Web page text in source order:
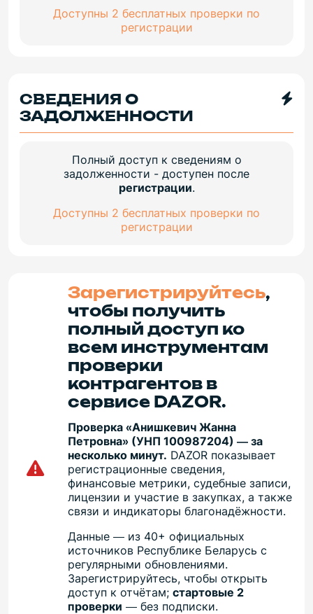
Доступны 2 бесплатных проверки по
регистрации
СВЕДЕНИЯ О
ЗАДОЛЖЕННОСТИ
Полный доступ к сведениям о
задолженности - доступен после
регистрации.
Доступны 2 бесплатных проверки по
регистрации
Зарегистрируйтесь,
чтобы получить
полный доступ ко
всем инструментам
проверки
контрагентов в
сервисе DAZOR.
Проверка «Анишкевич Жанна
Петровна» (УНП 100987204) — за
несколько минут. DAZOR показывает
регистрационные сведения,
финансовые метрики, судебные записи,
лицензии и участие в закупках, а также
связи и индикаторы благонадёжности.
Данные — из 40+ официальных
источников Республике Беларусь с
регулярными обновлениями.
Зарегистрируйтесь, чтобы открыть
доступ к отчётам;стартовые 2
проверки — без подписки.